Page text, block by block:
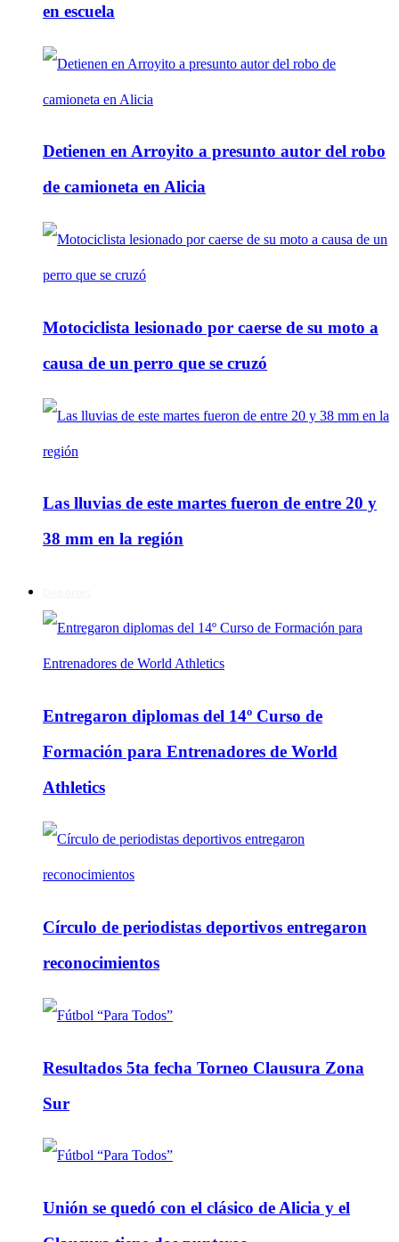
en escuela
Detienen en Arroyito a presunto autor del robo
de camioneta en Alicia
Motociclista lesionado por caerse de su moto a
causa de un perro que se cruzó
Las lluvias de este martes fueron de entre 20 y
38 mm en la región
Entregaron diplomas del 14º Curso de
Formación para Entrenadores de World
Athletics
Círculo de periodistas deportivos entregaron
reconocimientos
Resultados 5ta fecha Torneo Clausura Zona
Sur
Unión se quedó con el clásico de Alicia y el